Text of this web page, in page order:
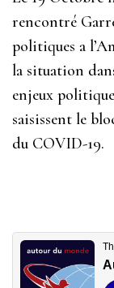
rencontré
politiques a
la situation
enjeux
saisissent le
du COVID-19.